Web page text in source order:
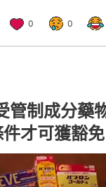
0 0
管制成分藥
才可獲豁免